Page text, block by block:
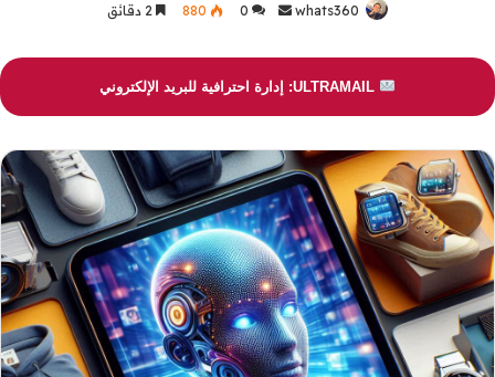
whats360
أرسل
إلكترونيا
0
880